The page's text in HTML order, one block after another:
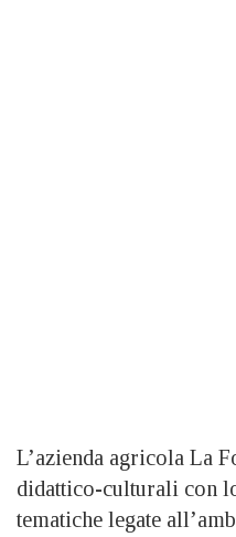
L’azienda agricola La
didattico-culturali con
tematiche legate